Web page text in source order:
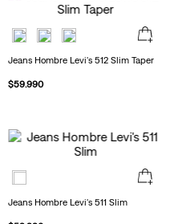
Jeans Hombre Levi's 512 Slim Taper
$59.990
Jeans Hombre Levi's 511 Slim